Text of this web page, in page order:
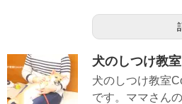
犬のしつけ教
犬のしつけ教室
です。ママさん